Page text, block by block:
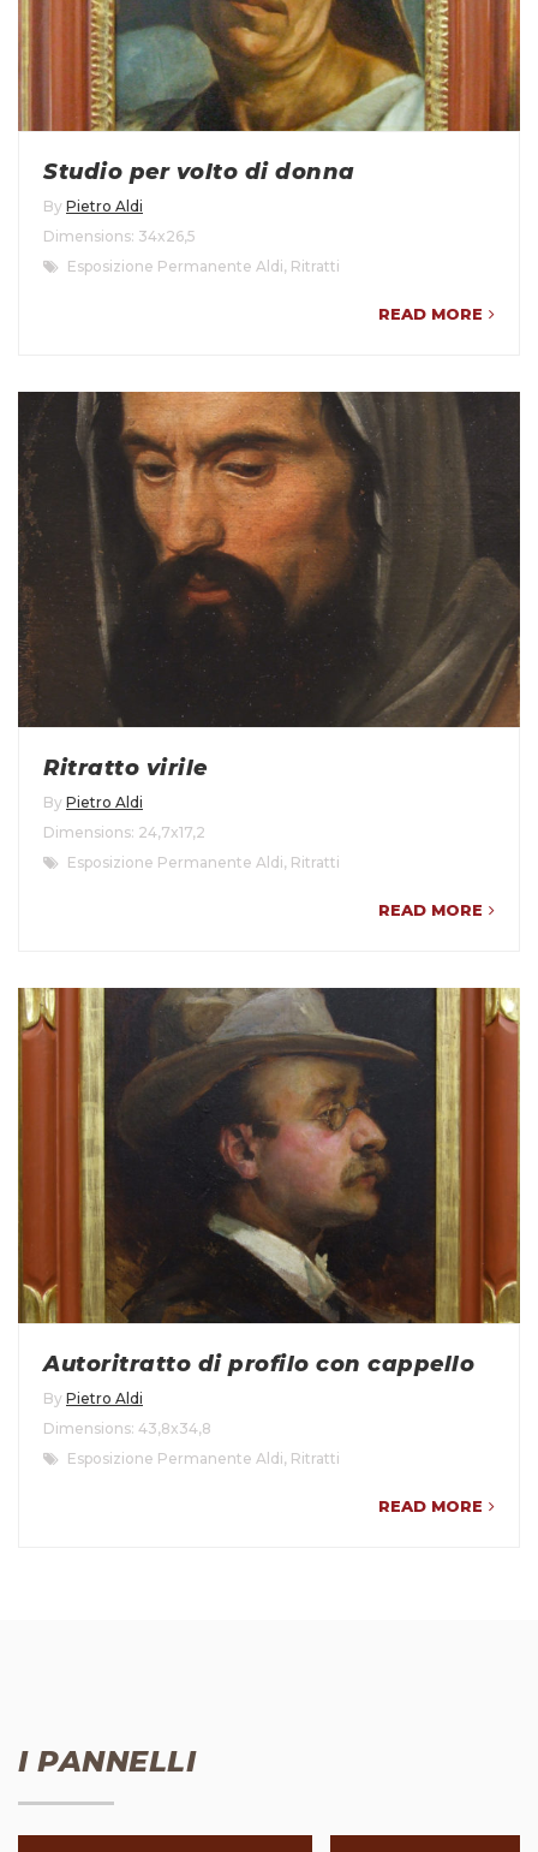
Studio per volto di donna
By Pietro Aldi
Dimensions: 34x26,5
Esposizione Permanente Aldi, Ritratti
READ MORE
Ritratto virile
By Pietro Aldi
Dimensions: 24,7x17,2
Esposizione Permanente Aldi, Ritratti
READ MORE
Autoritratto di profilo con cappello
By Pietro Aldi
Dimensions: 43,8x34,8
Esposizione Permanente Aldi, Ritratti
READ MORE
I PANNELLI